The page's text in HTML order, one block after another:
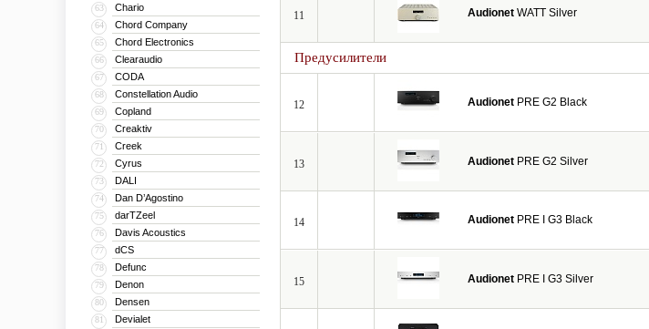
63 Chario
64 Chord Company
65 Chord Electronics
66 Clearaudio
67 CODA
68 Constellation Audio
69 Copland
70 Creaktiv
71 Creek
72 Cyrus
73 DALI
74 Dan D’Agostino
75 darTZeel
76 Davis Acoustics
77 dCS
78 Defunc
79 Denon
80 Densen
81 Devialet
11 Audionet WATT Silver
Предусилители
12 Audionet PRE G2 Black
13 Audionet PRE G2 Silver
14 Audionet PRE I G3 Black
15 Audionet PRE I G3 Silver